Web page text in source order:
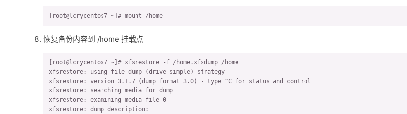
[root@lcrycentos7 ~]# mount /home
恢复备份内容到 /home 挂载点
[root@lcrycentos7 ~]# xfsrestore -f /home.xfsdump /home
xfsrestore: using file dump (drive_simple) strategy
xfsrestore: version 3.1.7 (dump format 3.0) - type ^C for status and control
xfsrestore: searching media for dump
xfsrestore: examining media file 0
xfsrestore: dump description: